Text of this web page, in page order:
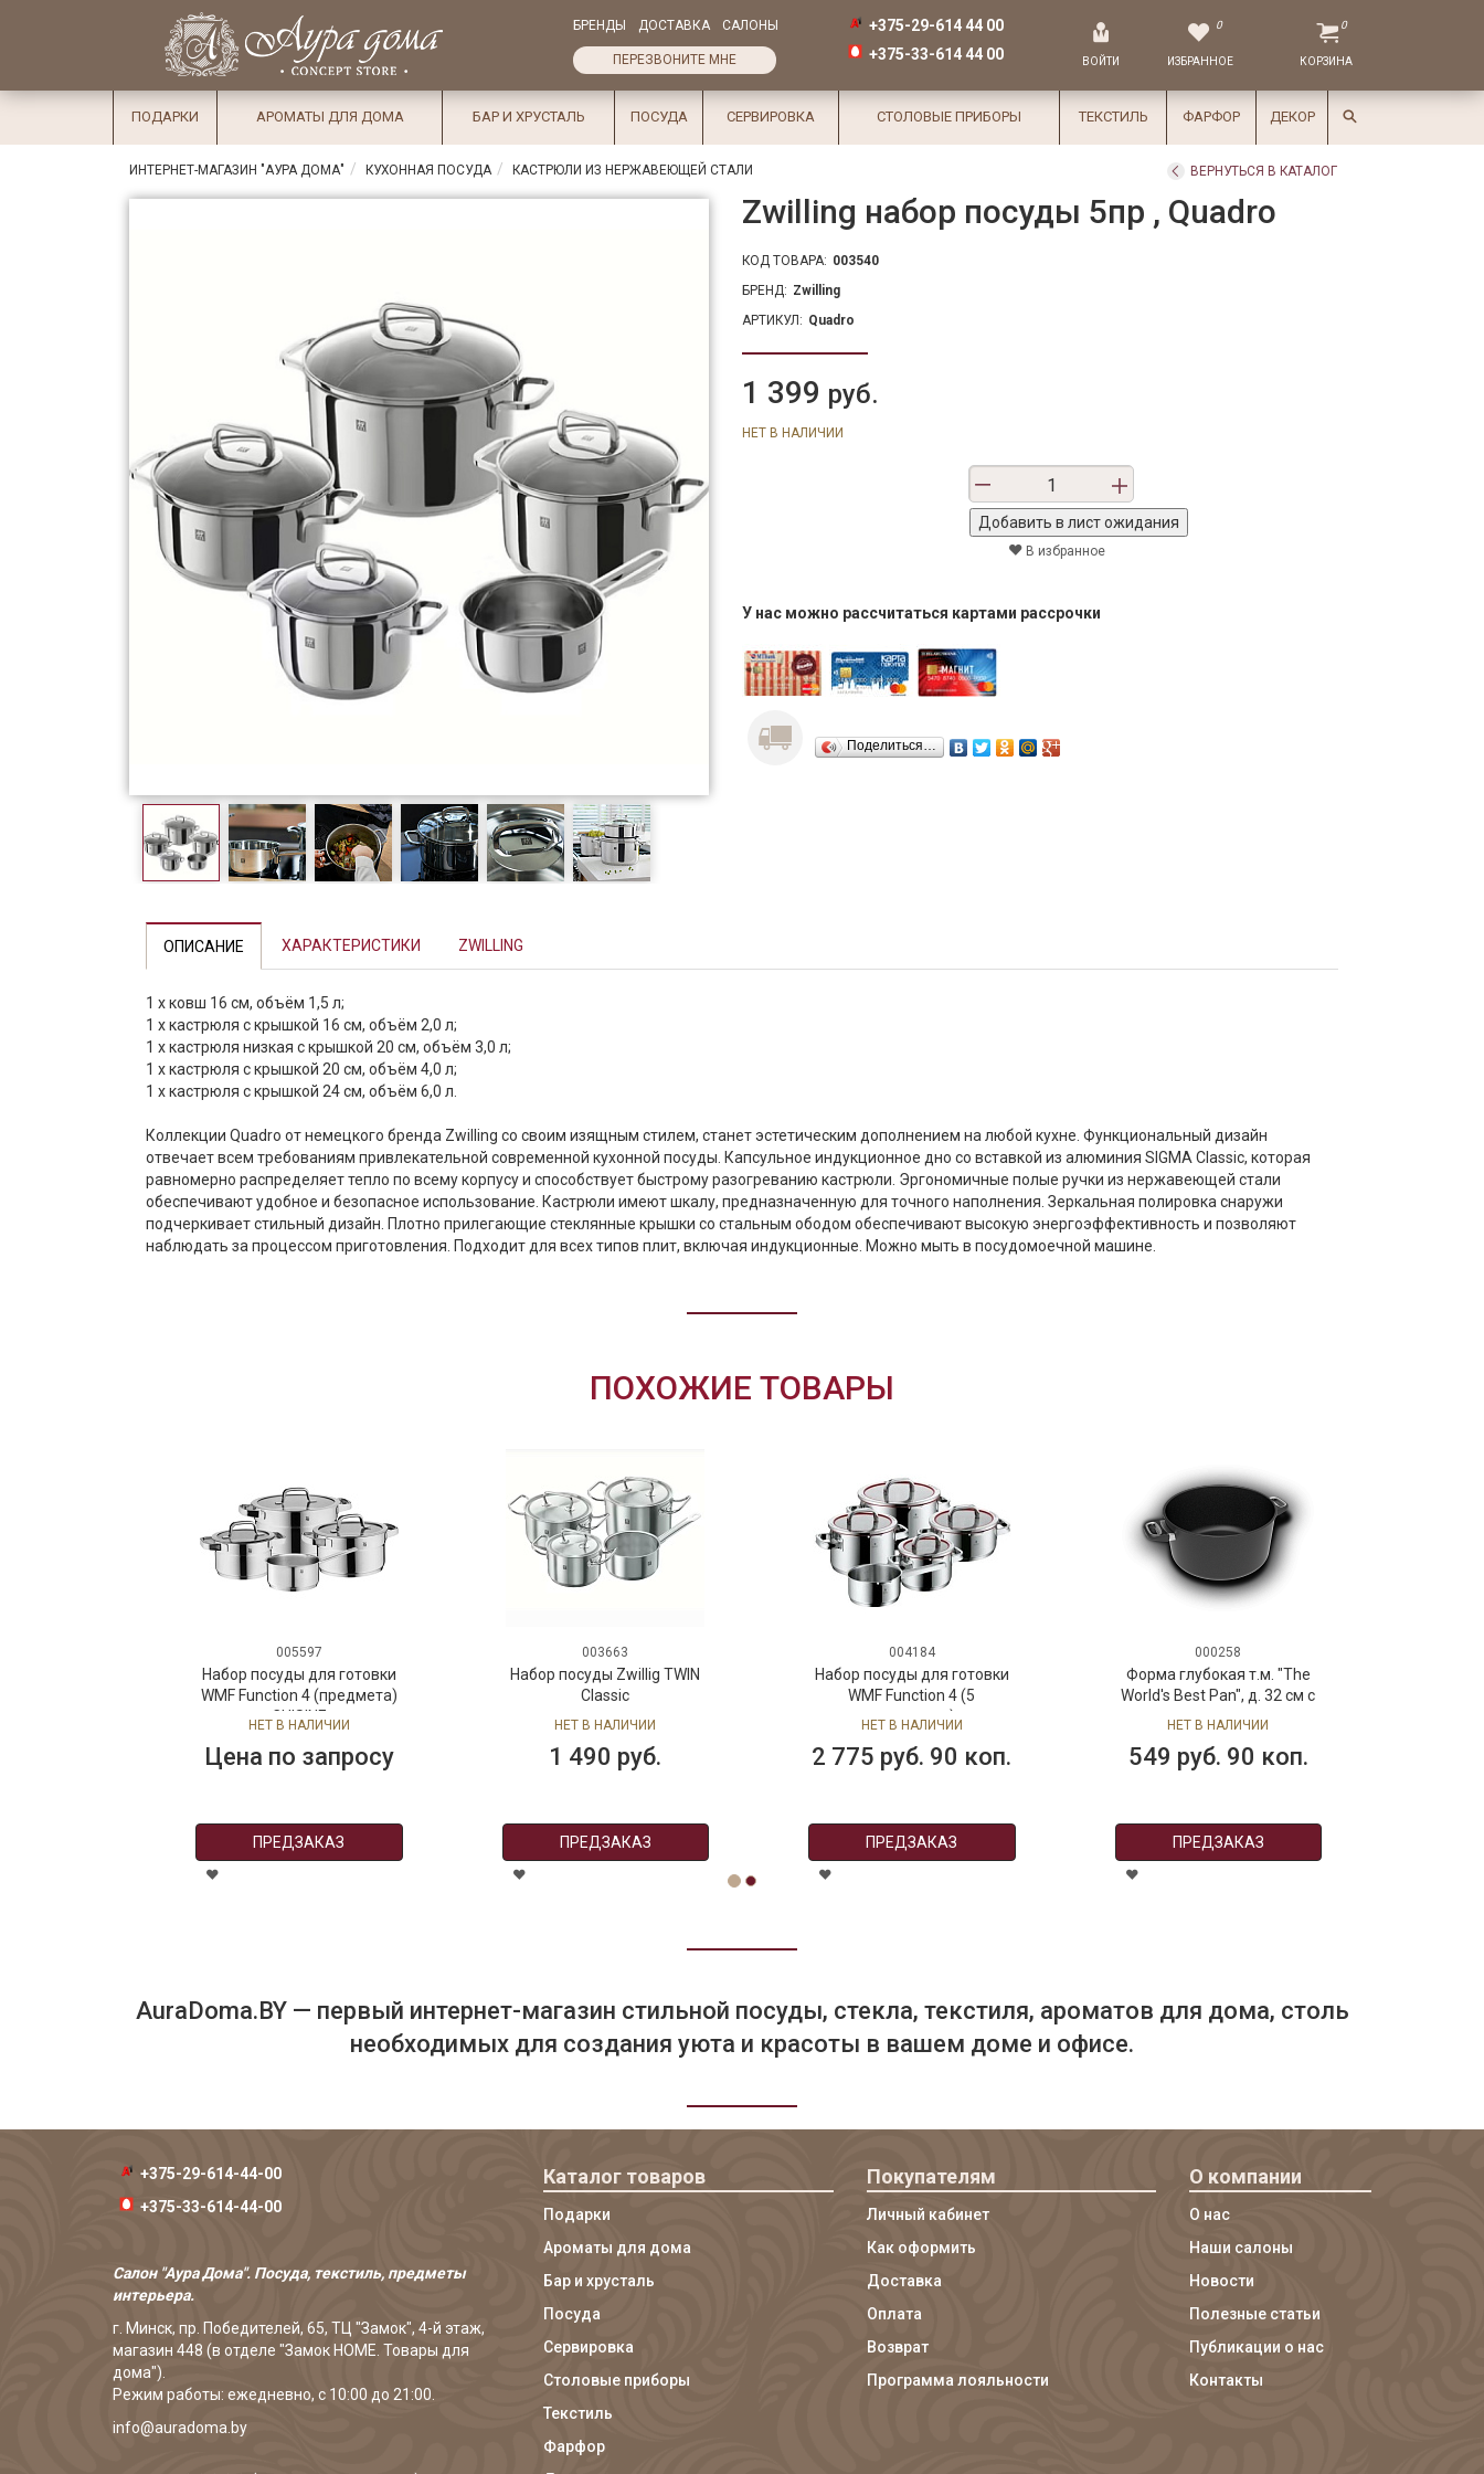
Избранное
×
СалоныДоставка
Оплата
Подарки
Ароматы
для дома
Текстиль
БРЕНДЫ ДОСТАВКА САЛОНЫ
ПЕРЕЗВОНИТЕ МНЕ
+375-29-614 44 00
+375-33-614 44 00
ВОЙТИ
0
ИЗБРАННОЕ
0
КОРЗИНА
ПОДАРКИ АРОМАТЫ ДЛЯ ДОМА БАР И ХРУСТАЛЬ ПОСУДА СЕРВИРОВКА СТОЛОВЫЕ ПРИБОРЫ ТЕКСТИЛЬ ФАРФОР ДЕКОР
ИНТЕРНЕТ-МАГАЗИН "АУРА ДОМА" КУХОННАЯ ПОСУДА КАСТРЮЛИ ИЗ НЕРЖАВЕЮЩЕЙ СТАЛИ ВЕРНУТЬСЯ В КАТАЛОГ
Zwilling набор посуды 5пр , Quadro
КОД ТОВАРА: 003540
БРЕНД: Zwilling
АРТИКУЛ: Quadro
1 399 руб.
НЕТ В НАЛИЧИИ
В избранное
У нас можно рассчитаться картами рассрочки
Поделиться…
ОПИСАНИЕ ХАРАКТЕРИСТИКИ ZWILLING
1 х ковш 16 см, объём 1,5 л;
1 х кастрюля с крышкой 16 см, объём 2,0 л;
1 х кастрюля низкая с крышкой 20 см, объём 3,0 л;
1 х кастрюля с крышкой 20 см, объём 4,0 л;
1 х кастрюля с крышкой 24 см, объём 6,0 л.
Коллекции Quadro от немецкого бренда Zwilling со своим изящным стилем, станет эстетическим дополнением на любой кухне. Функциональный дизайн
отвечает всем требованиям привлекательной современной кухонной посуды. Капсульное индукционное дно со вставкой из алюминия SIGMA Classic, которая
равномерно распределяет тепло по всему корпусу и способствует быстрому разогреванию кастрюли. Эргономичные полые ручки из нержавеющей стали
обеспечивают удобное и безопасное использование. Кастрюли имеют шкалу, предназначенную для точного наполнения. Зеркальная полировка снаружи
подчеркивает стильный дизайн. Плотно прилегающие стеклянные крышки со стальным ободом обеспечивают высокую энергоэффективность и позволяют
наблюдать за процессом приготовления. Подходит для всех типов плит, включая индукционные. Можно мыть в посудомоечной машине.
ПОХОЖИЕ ТОВАРЫ
005597
Набор посуды для готовки
WMF Function 4 (предмета)
CUISINE
НЕТ В НАЛИЧИИ
Цена по запросу
ПРЕДЗАКАЗ
003663
Набор посуды Zwillig TWIN
Classic
НЕТ В НАЛИЧИИ
1 490 руб.
ПРЕДЗАКАЗ
004184
Набор посуды для готовки
WMF Function 4 (5
предметов)
НЕТ В НАЛИЧИИ
2 775 руб. 90 коп.
ПРЕДЗАКАЗ
000258
Форма глубокая т.м. "The
World's Best Pan", д. 32 см с
антипригарным покрытием
плит) (объем 12 л)
НЕТ В НАЛИЧИИ
549 руб. 90 коп.
ПРЕДЗАКАЗ
AuraDoma.BY — первый интернет-магазин стильной посуды, стекла, текстиля, ароматов для дома, столь
необходимых для создания уюта и красоты в вашем доме и офисе.
+375-29-614-44-00
+375-33-614-44-00
Салон "Аура Дома". Посуда, текстиль, предметы
интерьера.
г. Минск, пр. Победителей, 65, ТЦ "Замок", 4-й этаж,
магазин 448 (в отделе "Замок HOME. Товары для
дома").
Режим работы: ежедневно, с 10:00 до 21:00.
info@auradoma.by
Каталог товаров
Подарки
Ароматы для дома
Бар и хрусталь
Посуда
Сервировка
Столовые приборы
Текстиль
Фарфор
Покупателям
Личный кабинет
Как оформить
Доставка
Оплата
Возврат
Программа лояльности
О компании
О нас
Наши салоны
Новости
Полезные статьи
Публикации о нас
Контакты